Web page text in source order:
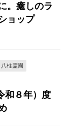
。癒しのラ
ョップ
八柱霊園
和８年）度